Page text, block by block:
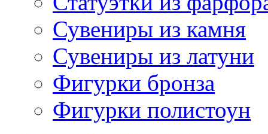
Сувениры из камня
Сувениры из латуни
Фигурки бронза
Фигурки полистоун